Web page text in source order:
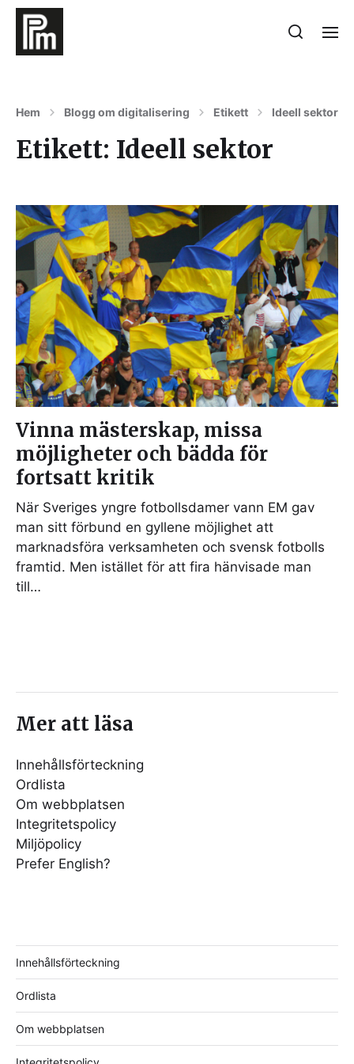
Hem Blogg om digitalisering Etikett Ideell sektor
Etikett: Ideell sektor
Vinna mästerskap, missa
möjligheter och bädda för
fortsatt kritik
När Sveriges yngre fotbollsdamer vann EM gav
man sitt förbund en gyllene möjlighet att
marknadsföra verksamheten och svensk fotbolls
framtid. Men istället för att fira hänvisade man
till…
Mer att läsa
Innehållsförteckning
Ordlista
Om webbplatsen
Integritetspolicy
Miljöpolicy
Prefer English?
Innehållsförteckning
Ordlista
Om webbplatsen